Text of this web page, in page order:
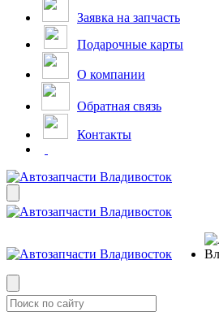
Заявка на запчасть
Подарочные карты
О компании
Обратная связь
Контакты